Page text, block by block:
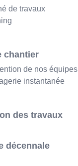
de travaux
chantier
de nos équipes
instantanée
des travaux
décennale